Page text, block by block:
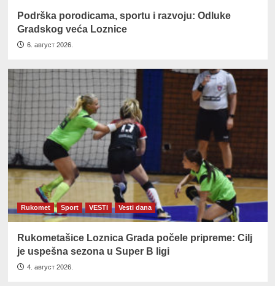
Podrška porodicama, sportu i razvoju: Odluke
Gradskog veća Loznice
6. август 2026.
Rukomet Sport VESTI Vesti dana
Rukometašice Loznica Grada počele pripreme: Cilj
je uspešna sezona u Super B ligi
4. август 2026.